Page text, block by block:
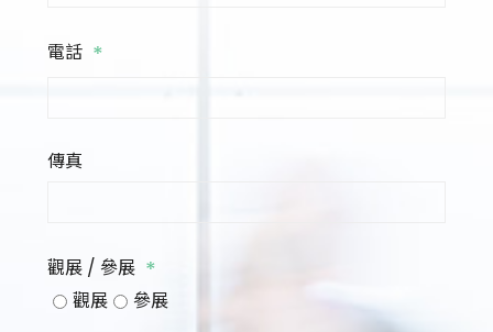
電話 *
傳真
觀展 / 參展 *
觀展 參展